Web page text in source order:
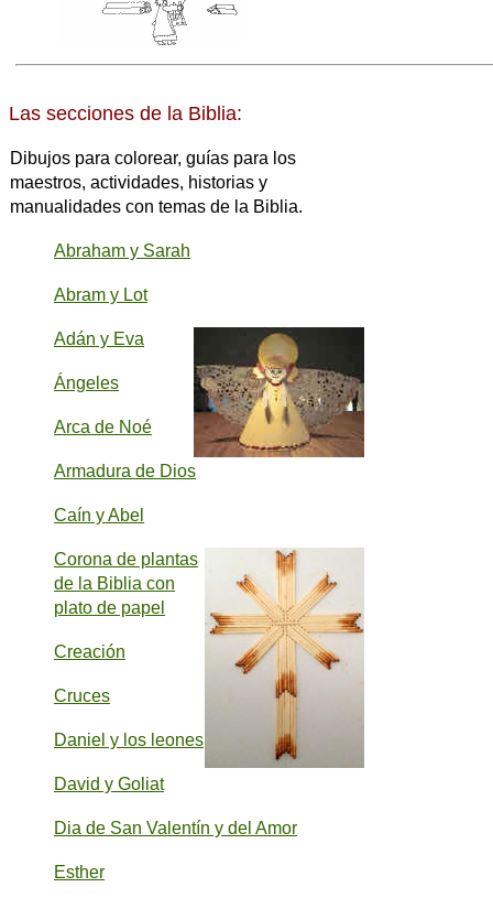
Las secciones de la Biblia:
Dibujos para colorear, guías para los
maestros, actividades, historias y
manualidades con temas de la Biblia.
Abraham y Sarah
Abram y Lot
Adán y Eva
Ángeles
Arca de Noé
Armadura de Dios
Caín y Abel
Corona de plantas
de la Biblia con
plato de papel
Creación
Cruces
Daniel y los leones
David y Goliat
Dia de San Valentín y del Amor
Esther